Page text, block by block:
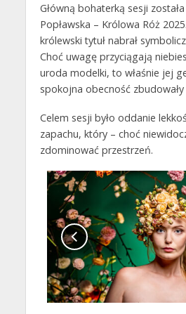
Główną bohaterką sesji
Popławska – Królowa Róż
królewski tytuł nabrał
Choć uwagę przyciągają
uroda modelki, to właśnie jej
spokojna obecność
Celem sesji było oddanie
zapachu, który – choć
zdominować przestrzeń.